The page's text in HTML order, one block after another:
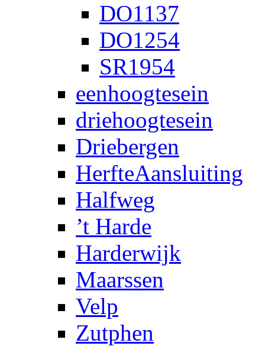
DO1137
DO1254
SR1954
eenhoogtesein
driehoogtesein
Driebergen
HerfteAansluiting
Halfweg
’t Harde
Harderwijk
Maarssen
Velp
Zutphen